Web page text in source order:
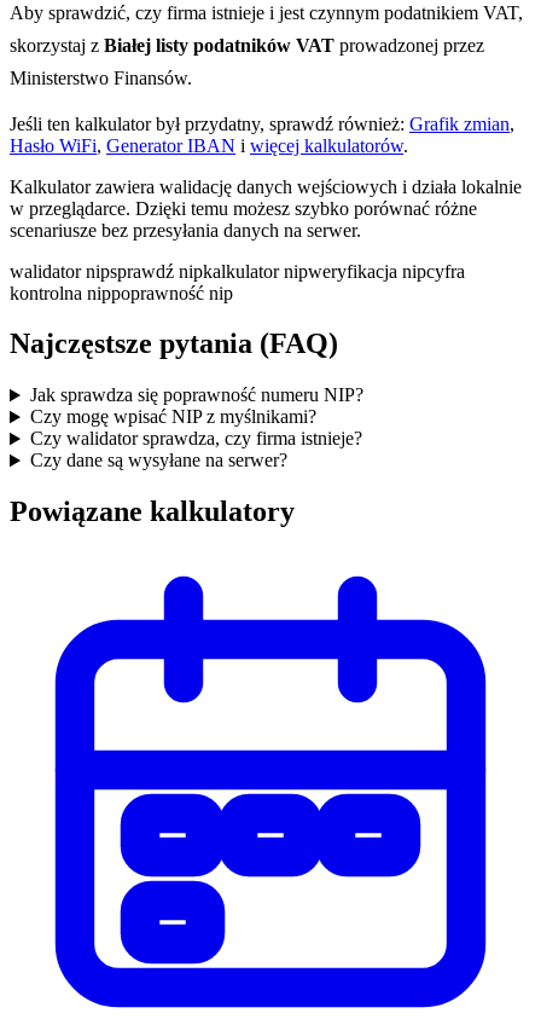
Aby sprawdzić, czy firma istnieje i jest czynnym podatnikiem VAT,
skorzystaj z Białej listy podatników VAT prowadzonej przez
Ministerstwo Finansów.
Jeśli ten kalkulator był przydatny, sprawdź również: Grafik zmian,
Hasło WiFi, Generator IBAN i więcej kalkulatorów.
Kalkulator zawiera walidację danych wejściowych i działa lokalnie
w przeglądarce. Dzięki temu możesz szybko porównać różne
scenariusze bez przesyłania danych na serwer.
walidator nipsprawdź nipkalkulator nipweryfikacja nipcyfra
kontrolna nippoprawność nip
Najczęstsze pytania (FAQ)
Jak sprawdza się poprawność numeru NIP?
Czy mogę wpisać NIP z myślnikami?
Czy walidator sprawdza, czy firma istnieje?
Czy dane są wysyłane na serwer?
Powiązane kalkulatory